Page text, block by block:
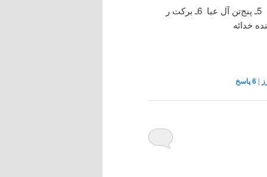
1ـ اول به نام خدا 2ـ برکت رهاد خدا 3ـ نام محمد 4ـ دین محمد 5ـ پنج‌تن آل عبا 6ـ برکت ر
|
6پاسخ